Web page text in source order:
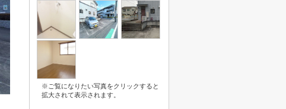
※ご覧になりたい写真をクリックすると
拡大されて表示されます。